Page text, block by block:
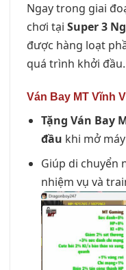
Ngay trong giai
chơi tại Super 3
được hàng loạt
quá trình khởi đầu.
Ván Bay MT Vĩnh
Tặng Ván Bay
đầu khi mở
Giúp di chuyển
nhiệm vụ và